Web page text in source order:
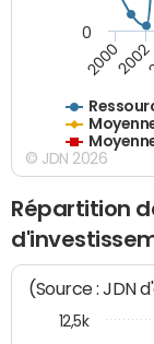
20002002
0
© JDN 2026
Répartition
(Source : JDN
12,5k